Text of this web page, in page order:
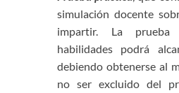
simulación docente
impartir. La
habilidades podrá
debiendo obtenerse al
no ser excluido del